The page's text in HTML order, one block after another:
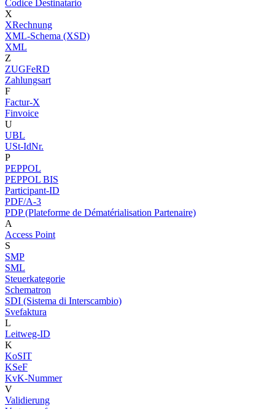
Codice Destinatario
X
XRechnung
XML-Schema (XSD)
XML
Z
ZUGFeRD
Zahlungsart
F
Factur-X
Finvoice
U
UBL
USt-IdNr.
P
PEPPOL
PEPPOL BIS
Participant-ID
PDF/A-3
PDP (Plateforme de Dématérialisation Partenaire)
A
Access Point
S
SMP
SML
Steuerkategorie
Schematron
SDI (Sistema di Interscambio)
Svefaktura
L
Leitweg-ID
K
KoSIT
KSeF
KvK-Nummer
V
Validierung